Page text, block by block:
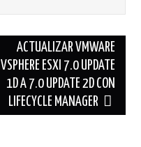
ACTUALIZAR VMWARE
VSPHERE ESXI 7.0 UPDATE
1D A 7.0 UPDATE 2D CON
LIFECYCLE MANAGER